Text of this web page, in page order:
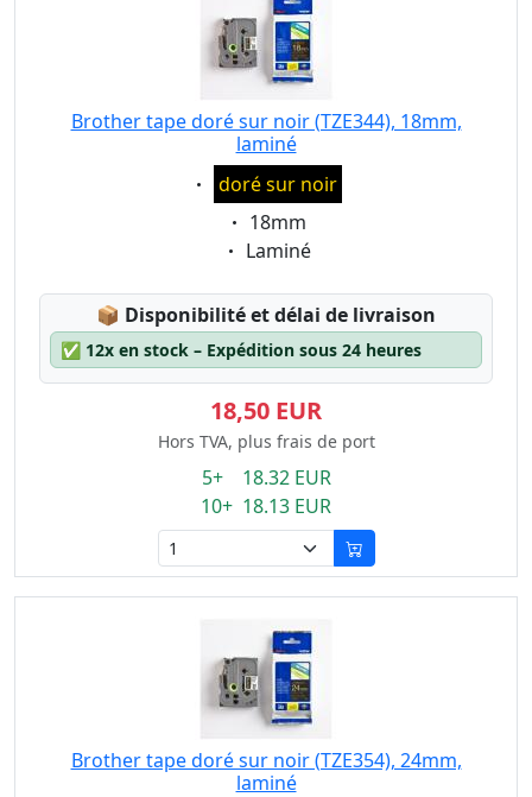
Brother tape doré sur noir (TZE344), 18mm,
laminé
Eigenschaft:
doré sur noir
Eigenschaft:
18mm
Eigenschaft:
Laminé
📦 Lagerstatus:
Disponibilité et délai de livraison
✅ 12x en stock – Expédition sous 24 heures
18,50 EUR
Hors TVA, plus frais de port
5+ 18.32 EUR
10+ 18.13 EUR
Brother tape doré sur noir (TZE354), 24mm,
laminé